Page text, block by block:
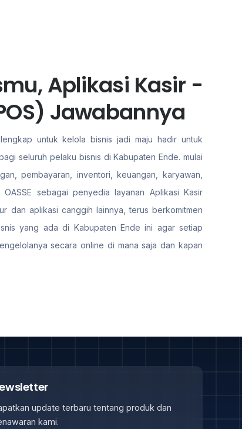
Aplikasi Kasir -
Jawabannya
untuk kelola bisnis jadi maju hadir untuk
seluruh pelaku bisnis di Kabupaten Ende. mulai
pembayaran, inventori, keuangan, karyawan,
sebagai penyedia layanan Aplikasi Kasir
dan aplikasi canggih lainnya, terus berkomitmen
yang ada di Kabupaten Ende ini agar setiap
secara online di mana saja dan kapan
update terbaru tentang produk dan
kami.